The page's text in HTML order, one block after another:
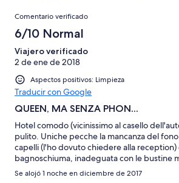
Bueno
puntuación
Normal
una
puntuación
Mediocre
una
puntuación
de
Comentarios
Comentario verificado
6/10 Normal
Viajero verificado
2 de ene de 2018
Aspectos positivos: Limpieza
Traducir con Google
QUEEN, MA SENZA PHON...
Hotel comodo (vicinissimo al casello
pulito. Uniche pecche la mancanza del
capelli (l'ho dovuto chiedere alla reception)
bagnoschiuma, inadeguata con le bustine
Se alojó 1 noche en diciembre de 2017